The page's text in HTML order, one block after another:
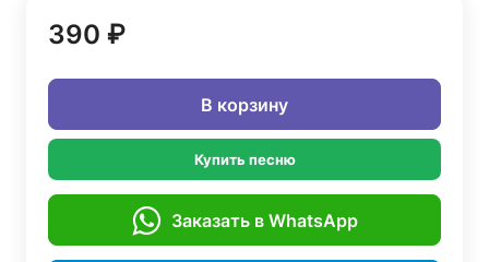
390 ₽
В корзину
Купить песню
Заказать в WhatsApp